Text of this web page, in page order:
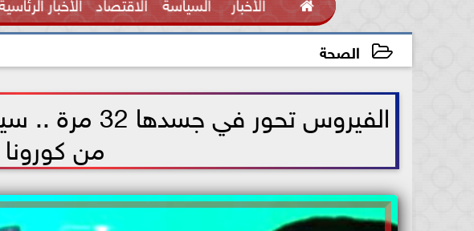
الفنون
الصحة
الفيروس تحور
من كورونا‎